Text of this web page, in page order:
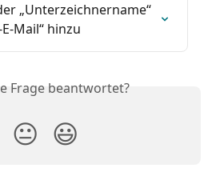
„Unterzeichnername“
Mail“ hinzu
Frage beantwortet?
😐 😃